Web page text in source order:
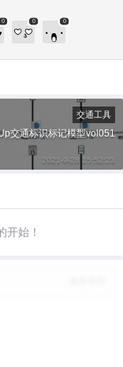
0 0 0
交通工具
交通标识标记模型vol051
2021-9-28 15:52:23
开始！